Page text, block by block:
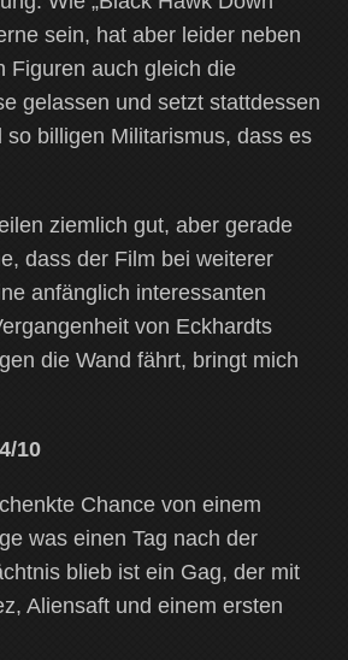
sein, hat aber leider neben
Figuren auch gleich die
gelassen und setzt stattdessen
so billigen Militarismus, dass es
ziemlich gut, aber gerade
dass der Film bei weiterer
anfänglich interessanten
von Eckhardts
die Wand fährt, bringt mich
10
Chance von einem
was einen Tag nach der
blieb ist ein Gag, der mit
Aliensaft und einem ersten